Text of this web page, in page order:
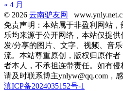
« 4 月
© 2026 云南驴友网
免责声明：本站属于非盈利网站
乐均来源于公开网络，本站仅提
发/分享的图片、文字、视频、音
流。本站尊重原创，版权归原作
者本人，不承担连带责任。如有侵
请及时联系博主ynlyw@qq.com，感
滇ICP备2024035152号-1